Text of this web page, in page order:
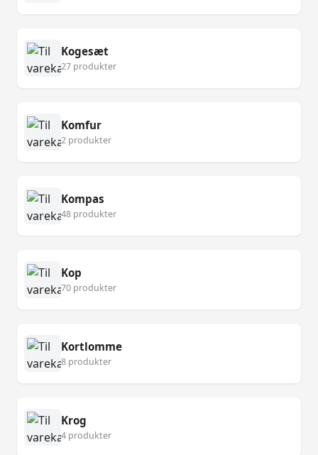
Kogesæt
27 produkter
Komfur
2 produkter
Kompas
48 produkter
Kop
70 produkter
Kortlomme
8 produkter
Krog
4 produkter